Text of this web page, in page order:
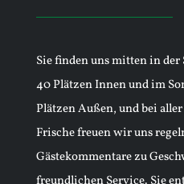
Sie finden uns mitten in
40 Plätzen Innen und im
Plätzen Außen, und bei
Frische freuen wir uns
Gästekommentare zu